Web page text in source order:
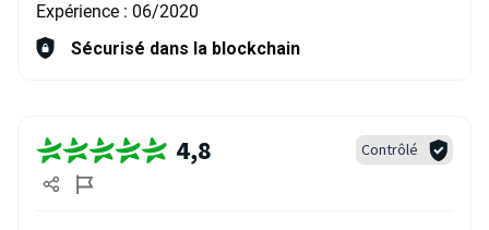
Expérience : 06/2020
Sécurisé dans la blockchain
4,8 Contrôlé